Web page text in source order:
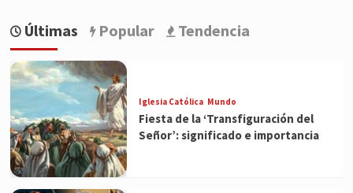
Últimas Popular Tendencia
Iglesia Católica Mundo
Fiesta de la ‘Transfiguración del
Señor’: significado e importancia